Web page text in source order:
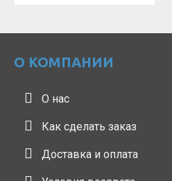
О КОМПАНИИ
О нас
Как сделать заказ
Доставка и оплата